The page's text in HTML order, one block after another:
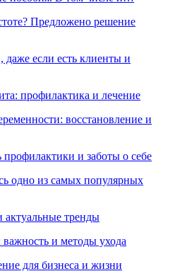
Предложено решение
если есть клиенты и
профилактика и лечение
восстановление и
профилактики и заботы о себе
одно из самых популярных
актуальные тренды
важность и методы ухода
для бизнеса и жизни